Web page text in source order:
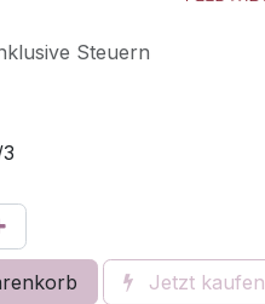
Steuern
Jetzt kaufen